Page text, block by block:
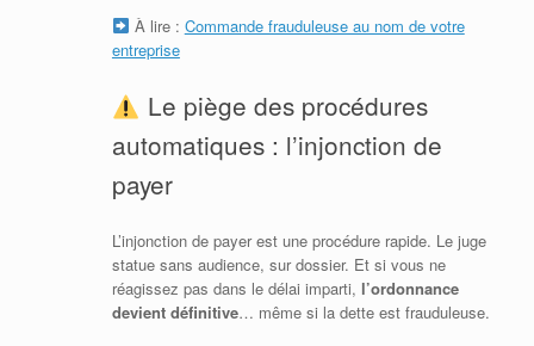
À lire : Commande frauduleuse au nom de votre
entreprise
Le piège des procédures
automatiques : l’injonction de
payer
L’injonction de payer est une procédure rapide. Le juge
statue sans audience, sur dossier. Et si vous ne
réagissez pas dans le délai imparti, l’ordonnance
devient définitive… même si la dette est frauduleuse.